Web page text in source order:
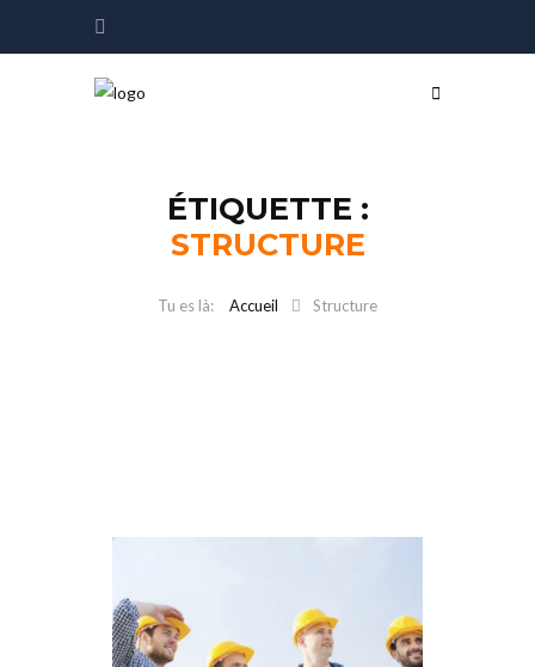
ÉTIQUETTE :
STRUCTURE
Accueil Structure